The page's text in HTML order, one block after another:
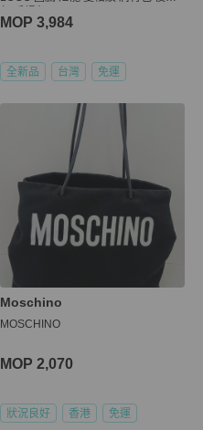
MOP 3,984
全新品 台灣 免運
Moschino
MOSCHINO
MOP 2,070
狀況良好 香港 免運